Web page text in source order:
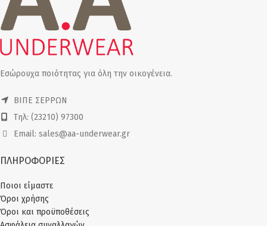
Εσώρουχα ποιότητας για όλη την οικογένεια.
ΒΙΠΕ ΣΕΡΡΩΝ
Τηλ: (23210) 97300
Email: sales@aa-underwear.gr
ΠΛΗΡΟΦΟΡΙΕΣ
Ποιοι είμαστε
Όροι χρήσης
Όροι και προϋποθέσεις